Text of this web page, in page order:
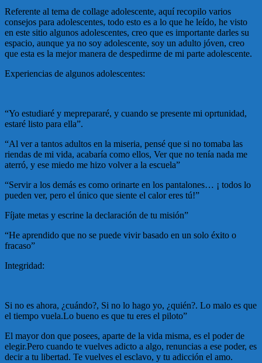
Referente al tema de collage adolescente, aquí recopilo varios
consejos para adolescentes, todo esto es a lo que he leído, he visto
en este sitio algunos adolescentes, creo que es importante darles su
espacio, aunque ya no soy adolescente, soy un adulto jóven, creo
que esta es la mejor manera de despedirme de mi parte adolescente.
Experiencias de algunos adolescentes:
“Yo estudiaré y meprepararé, y cuando se presente mi oprtunidad,
estaré listo para ella”.
“Al ver a tantos adultos en la miseria, pensé que si no tomaba las
riendas de mi vida, acabaría como ellos, Ver que no tenía nada me
aterró, y ese miedo me hizo volver a la escuela”
“Servir a los demás es como orinarte en los pantalones… ¡ todos lo
pueden ver, pero el único que siente el calor eres tú!”
Fíjate metas y escrine la declaración de tu misión”
“He aprendido que no se puede vivir basado en un solo éxito o
fracaso”
Integridad:
Si no es ahora, ¿cuándo?, Si no lo hago yo, ¿quién?. Lo malo es que
el tiempo vuela.Lo bueno es que tu eres el piloto”
El mayor don que posees, aparte de la vida misma, es el poder de
elegir.Pero cuando te vuelves adicto a algo, renuncias a ese poder, es
decir a tu libertad. Te vuelves el esclavo, y tu adicción el amo.